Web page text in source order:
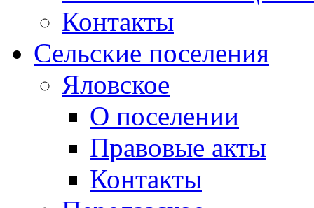
Контакты
Сельские поселения
Яловское
О поселении
Правовые акты
Контакты